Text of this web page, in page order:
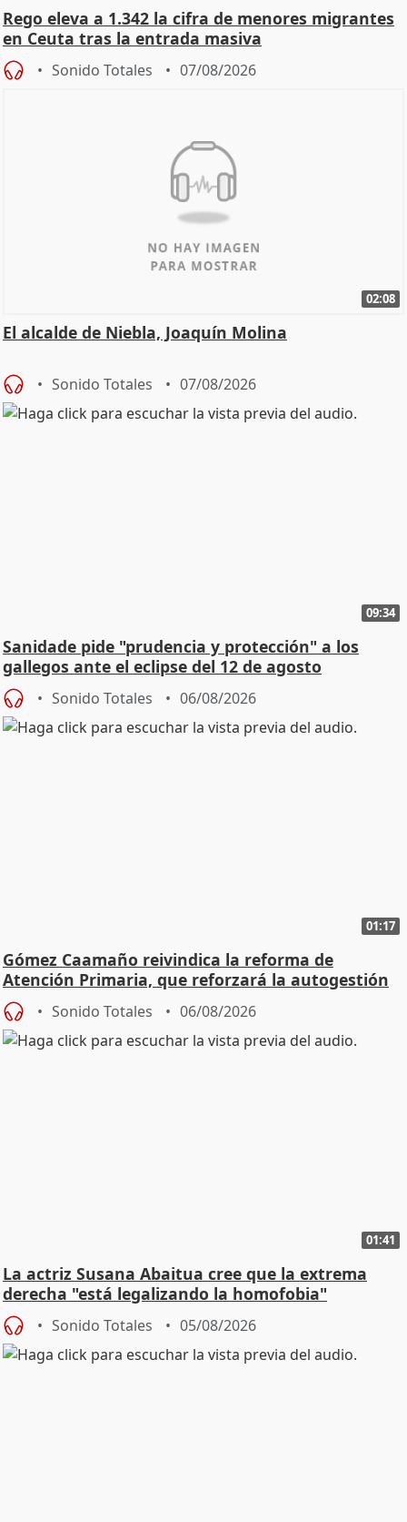
Rego eleva a 1.342 la cifra de menores migrantes
en Ceuta tras la entrada masiva
Sonido Totales 07/08/2026
02:08
El alcalde de Niebla, Joaquín Molina
Sonido Totales 07/08/2026
09:34
Sanidade pide "prudencia y protección" a los
gallegos ante el eclipse del 12 de agosto
Sonido Totales 06/08/2026
01:17
Gómez Caamaño reivindica la reforma de
Atención Primaria, que reforzará la autogestión
Sonido Totales 06/08/2026
01:41
La actriz Susana Abaitua cree que la extrema
derecha "está legalizando la homofobia"
Sonido Totales 05/08/2026